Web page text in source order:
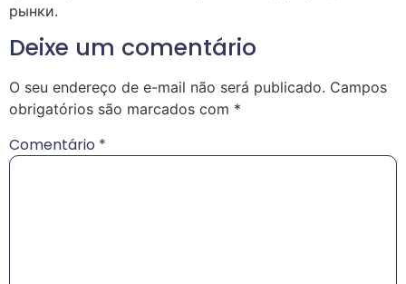
рынки.
Deixe um comentário
O seu endereço de e-mail não será publicado. Campos
obrigatórios são marcados com *
Comentário *